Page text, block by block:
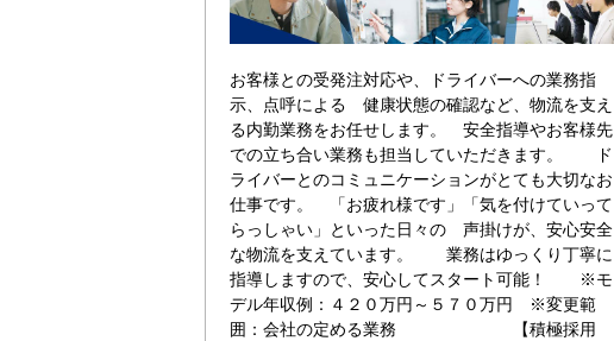
お客様との受発注対応や、ドライバーへの業務指
示、点呼による 健康状態の確認など、物流を支え
る内勤業務をお任せします。 安全指導やお客様先
での立ち合い業務も担当していただきます。 ド
ライバーとのコミュニケーションがとても大切なお
仕事です。 「お疲れ様です」「気を付けていって
らっしゃい」といった日々の 声掛けが、安心安全
な物流を支えています。 業務はゆっくり丁寧に
指導しますので、安心してスタート可能！ ※モ
デル年収例：４２０万円～５７０万円 ※変更範
囲：会社の定める業務 【積極採用